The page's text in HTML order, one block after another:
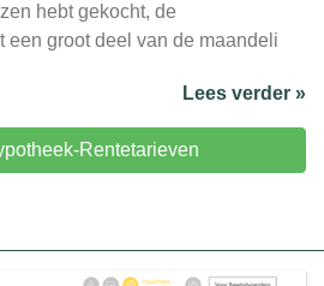
hebt gekocht, de
een groot deel van de maandeli
Lees verder »
Rentetarieven